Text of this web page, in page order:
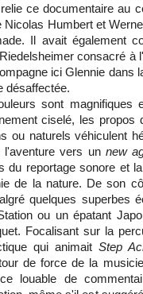
ce documentaire au
Humbert et
Il avait également
consacré à
ici Glennie dans
désaffectée.
sont magnifiques
ciselé, les propos
ou naturels véhiculent
l'aventure vers un new
du reportage sonore et
de la nature. De son
quelques superbes
ou un épatant
Focalisant sur la
qui animait Step
de force de la
louable de